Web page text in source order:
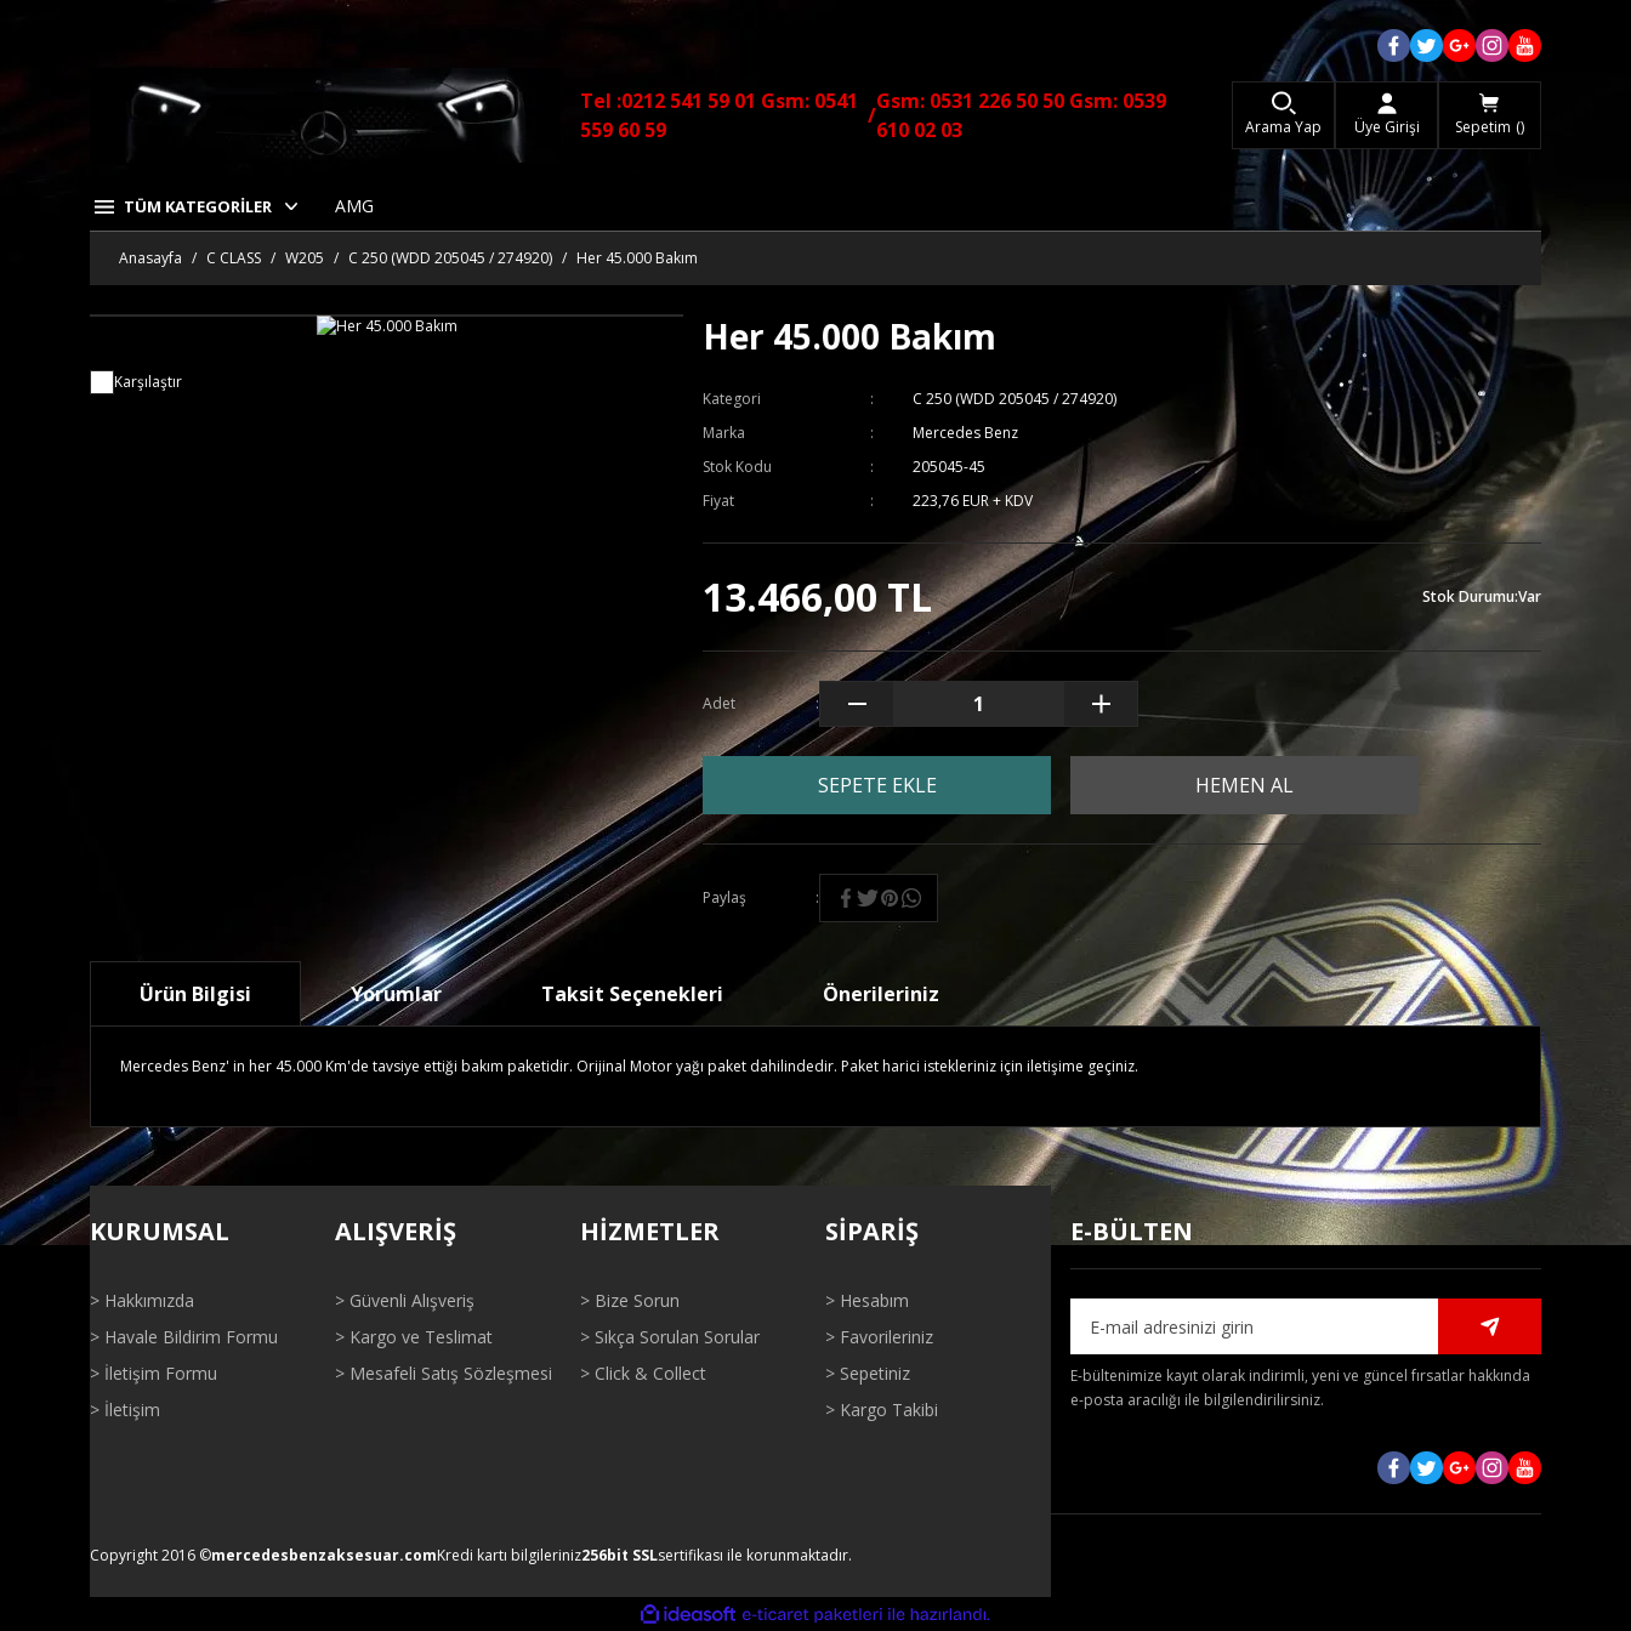
Tel :0212 541 59 01 Gsm: 0541
559 60 59
/
Gsm: 0531 226 50 50 Gsm: 0539
610 02 03
Arama Yap Üye Girişi Sepetim
TÜM KATEGORİLER AMG
Anasayfa C CLASS W205 C 250 (WDD 205045 / 274920) Her 45.000 Bakım
Karşılaştır
Her 45.000 Bakım
Kategori
C 250 (WDD 205045 / 274920)
Marka
Mercedes Benz
Stok Kodu
205045-45
Fiyat
223,76 EUR + KDV
13.466,00 TL Stok Durumu:Var
Adet
SEPETE EKLE HEMEN AL
Paylaş
Ürün Bilgisi Yorumlar Taksit Seçenekleri Önerileriniz
Mercedes Benz' in her 45.000 Km'de tavsiye ettiği bakım paketidir. Orijinal Motor yağı paket dahilindedir. Paket harici istekleriniz için iletişime geçiniz.
Bu ürünün fiyat bilgisi, resim, ürün açıklamalarında ve diğer konularda yetersiz gördüğünüz noktaları öneri formunu kullanarak tarafımıza iletebilirsiniz.
Görüş ve önerileriniz için teşekkür ederiz.
Ürün resmi kalitesiz, bozuk veya görüntülenemiyor.
Ürün fiyatı diğer sitelerden daha pahalı.
Gönder
KURUMSAL
> Hakkımızda
> Havale Bildirim Formu
> İletişim Formu
> İletişim
ALIŞVERİŞ
> Güvenli Alışveriş
> Kargo ve Teslimat
> Mesafeli Satış Sözleşmesi
HİZMETLER
> Bize Sorun
> Sıkça Sorulan Sorular
> Click & Collect
SİPARİŞ
> Hesabım
> Favorileriniz
> Sepetiniz
> Kargo Takibi
E-BÜLTEN
E-bültenimize kayıt olarak indirimli, yeni ve güncel fırsatlar hakkında
e-posta aracılığı ile bilgilendirilirsiniz.
Copyright 2016 ©mercedesbenzaksesuar.comKredi kartı bilgileriniz256bit SSLsertifikası ile korunmaktadır.
ideasoft
e-